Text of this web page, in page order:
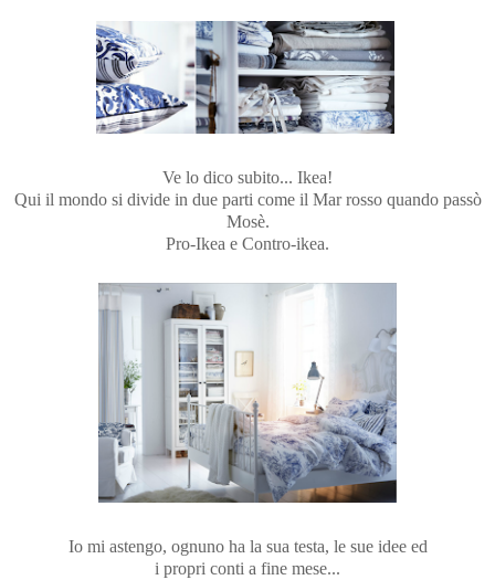
Ve lo dico subito... Ikea!
Qui il mondo si divide in due parti come il Mar rosso quando passò
Mosè.
Pro-Ikea e Contro-ikea.
Io mi astengo, ognuno ha la sua testa, le sue idee ed
i propri conti a fine mese...